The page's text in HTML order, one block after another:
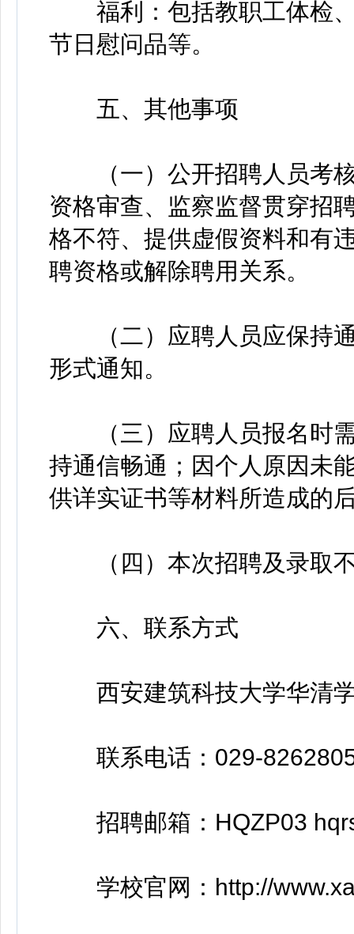
福利：包括教职工体检、
节日慰问品等。
五、其他事项
（一）公开招聘人员考核
资格审查、监察监督贯穿招
格不符、提供虚假资料和有
聘资格或解除聘用关系。
（二）应聘人员应保持通
形式通知。
（三）应聘人员报名时需
持通信畅通；因个人原因未
供详实证书等材料所造成的
（四）本次招聘及录取不
六、联系方式
西安建筑科技大学华清
联系电话：029-
招聘邮箱：HQZP03
学校官网：http://